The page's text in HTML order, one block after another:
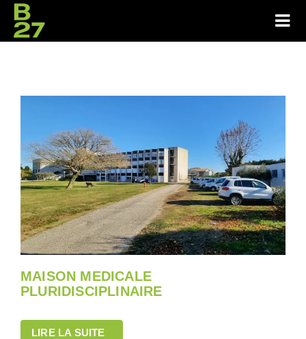
MAISON MEDICALE
PLURIDISCIPLINAIRE
LIRE LA SUITE